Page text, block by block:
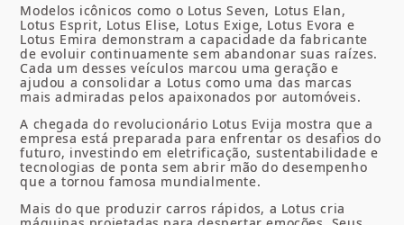
Modelos icônicos como o Lotus Seven, Lotus Elan,
Lotus Esprit, Lotus Elise, Lotus Exige, Lotus Evora e
Lotus Emira demonstram a capacidade da fabricante
de evoluir continuamente sem abandonar suas raízes.
Cada um desses veículos marcou uma geração e
ajudou a consolidar a Lotus como uma das marcas
mais admiradas pelos apaixonados por automóveis.
A chegada do revolucionário Lotus Evija mostra que a
empresa está preparada para enfrentar os desafios do
futuro, investindo em eletrificação, sustentabilidade e
tecnologias de ponta sem abrir mão do desempenho
que a tornou famosa mundialmente.
Mais do que produzir carros rápidos, a Lotus cria